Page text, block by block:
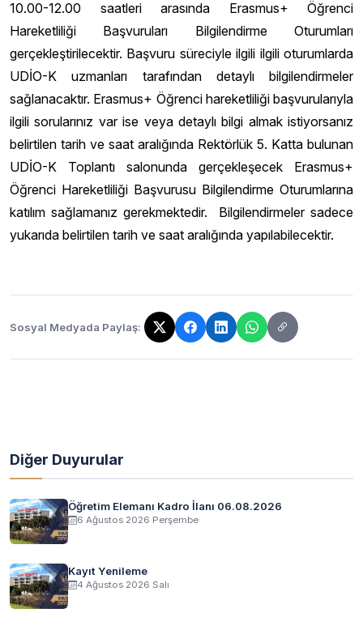
10.00-12.00 saatleri arasında Erasmus+ Öğrenci
Hareketliliği Başvuruları Bilgilendirme Oturumları
gerçekleştirilecektir. Başvuru süreciyle ilgili ilgili oturumlarda
UDİO-K uzmanları tarafından detaylı bilgilendirmeler
sağlanacaktır. Erasmus+ Öğrenci hareketliliği başvurularıyla
ilgili sorularınız var ise veya detaylı bilgi almak istiyorsanız
belirtilen tarih ve saat aralığında Rektörlük 5. Katta bulunan
UDİO-K Toplantı salonunda gerçekleşecek Erasmus+
Öğrenci Hareketliliği Başvurusu Bilgilendirme Oturumlarına
katılım sağlamanız gerekmektedir. Bilgilendirmeler sadece
yukarıda belirtilen tarih ve saat aralığında yapılabilecektir.
Sosyal Medyada Paylaş:
Bağlantı kopyalandı!
Diğer Duyurular
Öğretim Elemanı Kadro İlanı 06.08.2026
6 Ağustos 2026 Perşembe
Kayıt Yenileme
4 Ağustos 2026 Salı